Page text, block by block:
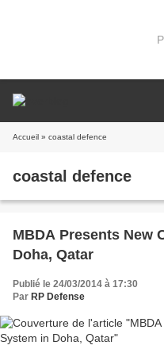
Accueil » coastal defence
coastal defence
MBDA Presents New
Doha, Qatar
Publié le 24/03/2014 à 17:30
Par RP Defense